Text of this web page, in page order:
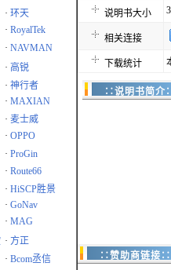
· 环天
· RoyalTek
· NAVMAN
· 高锐
· 神行者
· MAXIAN
· 麦士威
· OPPO
· ProGin
· Route66
· HiSCP胜景
· GoNav
· MAG
· 方正
· Bcom丞信
说明书大小
相关连接
下载统计
∷说明书简介
∷赞助商链接∷